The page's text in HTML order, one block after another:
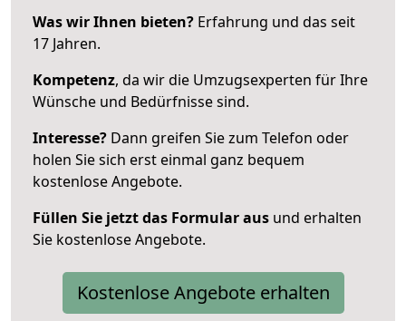
Was wir Ihnen bieten? Erfahrung und das seit
17 Jahren.
Kompetenz, da wir die Umzugsexperten für Ihre
Wünsche und Bedürfnisse sind.
Interesse? Dann greifen Sie zum Telefon oder
holen Sie sich erst einmal ganz bequem
kostenlose Angebote.
Füllen Sie jetzt das Formular aus und erhalten
Sie kostenlose Angebote.
Kostenlose Angebote erhalten